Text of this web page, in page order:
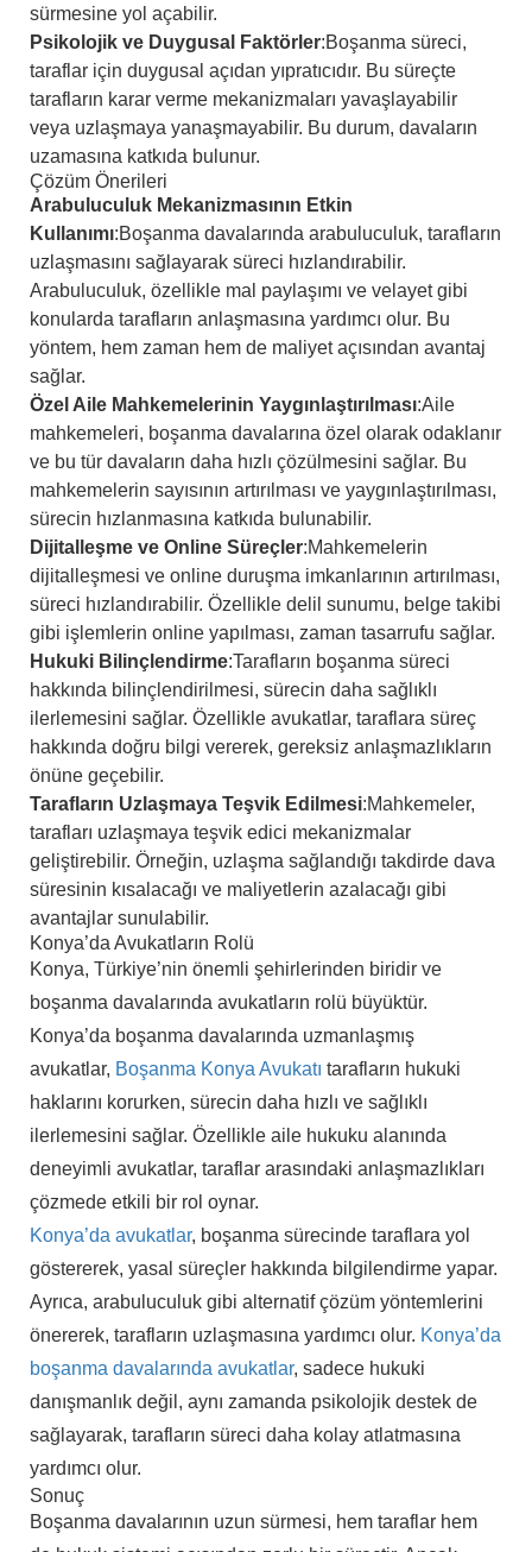
sürmesine yol açabilir.
Psikolojik ve Duygusal Faktörler:Boşanma süreci,
taraflar için duygusal açıdan yıpratıcıdır. Bu süreçte
tarafların karar verme mekanizmaları yavaşlayabilir
veya uzlaşmaya yanaşmayabilir. Bu durum, davaların
uzamasına katkıda bulunur.
Çözüm Önerileri
Arabuluculuk Mekanizmasının Etkin
Kullanımı:Boşanma davalarında arabuluculuk, tarafların
uzlaşmasını sağlayarak süreci hızlandırabilir.
Arabuluculuk, özellikle mal paylaşımı ve velayet gibi
konularda tarafların anlaşmasına yardımcı olur. Bu
yöntem, hem zaman hem de maliyet açısından avantaj
sağlar.
Özel Aile Mahkemelerinin Yaygınlaştırılması:Aile
mahkemeleri, boşanma davalarına özel olarak odaklanır
ve bu tür davaların daha hızlı çözülmesini sağlar. Bu
mahkemelerin sayısının artırılması ve yaygınlaştırılması,
sürecin hızlanmasına katkıda bulunabilir.
Dijitalleşme ve Online Süreçler:Mahkemelerin
dijitalleşmesi ve online duruşma imkanlarının artırılması,
süreci hızlandırabilir. Özellikle delil sunumu, belge takibi
gibi işlemlerin online yapılması, zaman tasarrufu sağlar.
Hukuki Bilinçlendirme:Tarafların boşanma süreci
hakkında bilinçlendirilmesi, sürecin daha sağlıklı
ilerlemesini sağlar. Özellikle avukatlar, taraflara süreç
hakkında doğru bilgi vererek, gereksiz anlaşmazlıkların
önüne geçebilir.
Tarafların Uzlaşmaya Teşvik Edilmesi:Mahkemeler,
tarafları uzlaşmaya teşvik edici mekanizmalar
geliştirebilir. Örneğin, uzlaşma sağlandığı takdirde dava
süresinin kısalacağı ve maliyetlerin azalacağı gibi
avantajlar sunulabilir.
Konya’da Avukatların Rolü
Konya, Türkiye’nin önemli şehirlerinden biridir ve
boşanma davalarında avukatların rolü büyüktür.
Konya’da boşanma davalarında uzmanlaşmış
avukatlar, Boşanma Konya Avukatı tarafların hukuki
haklarını korurken, sürecin daha hızlı ve sağlıklı
ilerlemesini sağlar. Özellikle aile hukuku alanında
deneyimli avukatlar, taraflar arasındaki anlaşmazlıkları
çözmede etkili bir rol oynar.
Konya’da avukatlar, boşanma sürecinde taraflara yol
göstererek, yasal süreçler hakkında bilgilendirme yapar.
Ayrıca, arabuluculuk gibi alternatif çözüm yöntemlerini
önererek, tarafların uzlaşmasına yardımcı olur. Konya’da
boşanma davalarında avukatlar, sadece hukuki
danışmanlık değil, aynı zamanda psikolojik destek de
sağlayarak, tarafların süreci daha kolay atlatmasına
yardımcı olur.
Sonuç
Boşanma davalarının uzun sürmesi, hem taraflar hem